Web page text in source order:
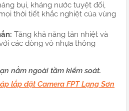
bụi, kháng nước tuyệt đối,
thời tiết khắc nghiệt của vùng
Tăng khả năng tản nhiệt và
các dòng vỏ nhựa thông
nằm ngoài tầm kiểm soát.
lắp đặt Camera FPT Lạng Sơn